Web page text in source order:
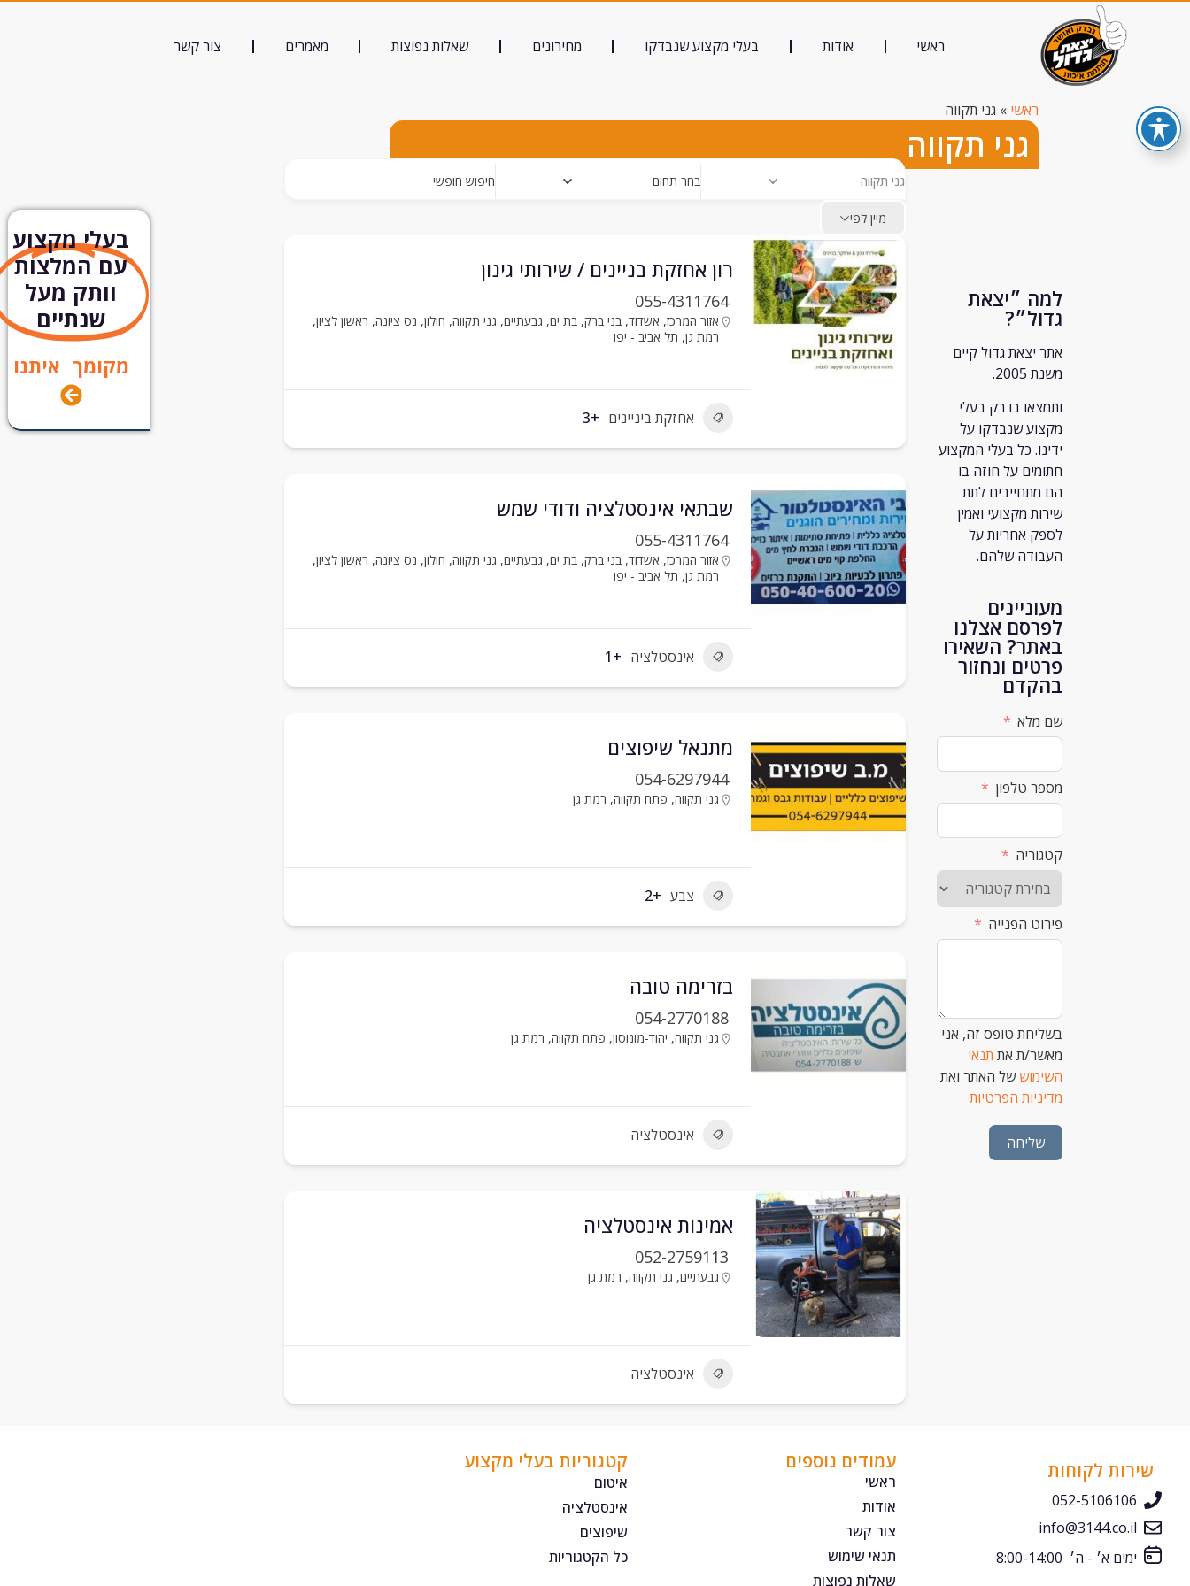
ראשי אודות בעלי מקצוע שנבדקו מחירונים שאלות נפוצות מאמרים צור קשר
ראשי » גני תקווה
גני תקווה
למה ״יצאת
גדול״?
אתר יצאת גדול קיים
משנת 2005.
ותמצאו בו רק בעלי
מקצוע שנבדקו על
ידינו. כל בעלי המקצוע
חתומים על חוזה בו
הם מתחייבים לתת
שירות מקצועי ואמין
לספק אחריות על
העבודה שלהם.
מעוניינים
לפרסם אצלנו
באתר? השאירו
פרטים ונחזור
בהקדם
שם מלא
מספר טלפון
קטגוריה
פירוט הפנייה
בשליחת טופס זה, אני
מאשר/ת את תנאי
השימוששל האתר ואת
מדיניות הפרטיות
שליחה
גני תקווה בחר תחום חיפוש חופשי
מיין לפי
רון אחזקת בניינים / שירותי גינון
055-4311764
אזור המרכז, אשדוד,בני ברק,בת ים, גבעתיים, גני תקווה, חולון, נס ציונה, ראשון לציון,
רמת גן, תל אביב - יפו
אחזקת ביניינים +3
שבתאי אינסטלציה ודודי שמש
055-4311764
אזור המרכז, אשדוד,בני ברק,בת ים, גבעתיים, גני תקווה, חולון, נס ציונה, ראשון לציון,
רמת גן, תל אביב - יפו
אינסטלציה +1
מתנאל שיפוצים
054-6297944
גני תקווה, פתח תקווה, רמת גן
צבע +2
בזרימה טובה
054-2770188
גני תקווה, יהוד-מונוסון, פתח תקווה, רמת גן
אינסטלציה
אמינות אינסטלציה
052-2759113
גבעתיים, גני תקווה, רמת גן
אינסטלציה
בעלי מקצוע
עם המלצות
וותק מעל
שנתיים
מקומך איתנו
שירות לקוחות
052-5106106
info@3144.co.il
ימים א׳ - ה׳ 8:00-14:00
עמודים נוספים
ראשי
אודות
צור קשר
תנאי שימוש
שאלות נפוצות
קטגוריות בעלי מקצוע
איטום
אינסטלציה
שיפוצים
כל הקטגוריות